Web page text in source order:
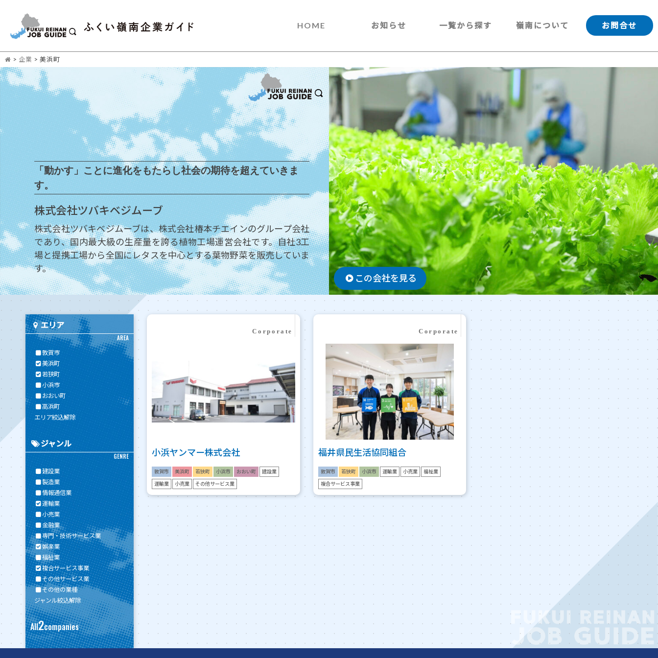
HOME お知らせ 一覧から探す 嶺南について お問合せ
> 企業 > 美浜町
「動かす」ことに進化をもたらし社会の期待を超えていきま
す。
株式会社ツバキベジムーブ
株式会社ツバキベジムーブは、株式会社椿本チエインのグループ会社
であり、国内最大級の生産量を誇る植物工場運営会社です。自社3工
場と提携工場から全国にレタスを中心とする葉物野菜を販売していま
す。
この会社を見る
エリア
AREA
敦賀市
美浜町
若狭町
小浜市
おおい町
高浜町
エリア絞込解除
ジャンル
GENRE
建設業
製造業
情報通信業
運輸業
小売業
金融業
専門・技術サービス業
娯楽業
福祉業
複合サービス事業
その他サービス業
その他の業種
ジャンル絞込解除
All2companies
小浜ヤンマー株式会社
敦賀市 美浜町 若狭町 小浜市 おおい町 建設業
運輸業 小売業 その他サービス業
福井県民生活協同組合
敦賀市 若狭町 小浜市 運輸業 小売業 福祉業
複合サービス事業